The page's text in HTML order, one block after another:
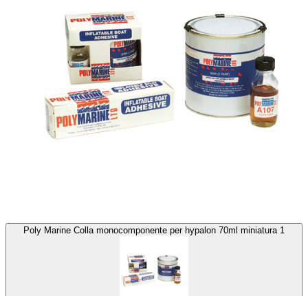
Poly Marine Colla monocomponente per hypalon 70ml miniatura 1